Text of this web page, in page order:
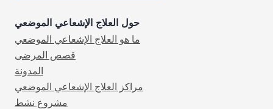
حول العلاج الإشعاعي الموضعي
ما هو العلاج الإشعاعي الموضعي
قصص المرضى
المدونة
مراكز العلاج الإشعاعي الموضعي
مشروع نشط